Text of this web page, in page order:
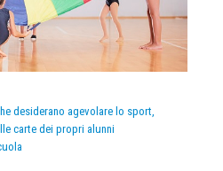
desiderano agevolare lo sport,
carte dei propri alunni